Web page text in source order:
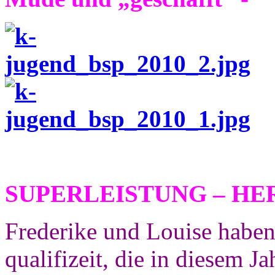
SUPERLEISTUNG –
Frederike und Louise
qualifizeit, die in diesem